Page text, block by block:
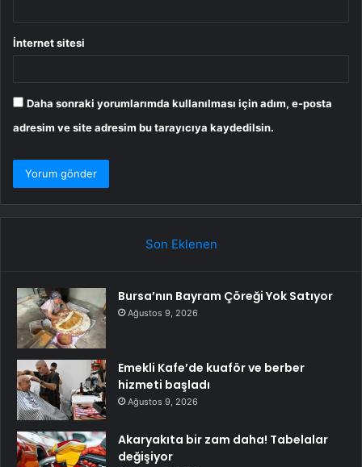
İnternet sitesi
Daha sonraki yorumlarımda kullanılması için adım, e-posta
adresim ve site adresim bu tarayıcıya kaydedilsin.
Son Eklenen
Bursa’nın Bayram Çöreği Yok Satıyor
Ağustos 9, 2026
Emekli Kafe’de kuaför ve berber
hizmeti başladı
Ağustos 9, 2026
Akaryakıta bir zam daha! Tabelalar
değişiyor